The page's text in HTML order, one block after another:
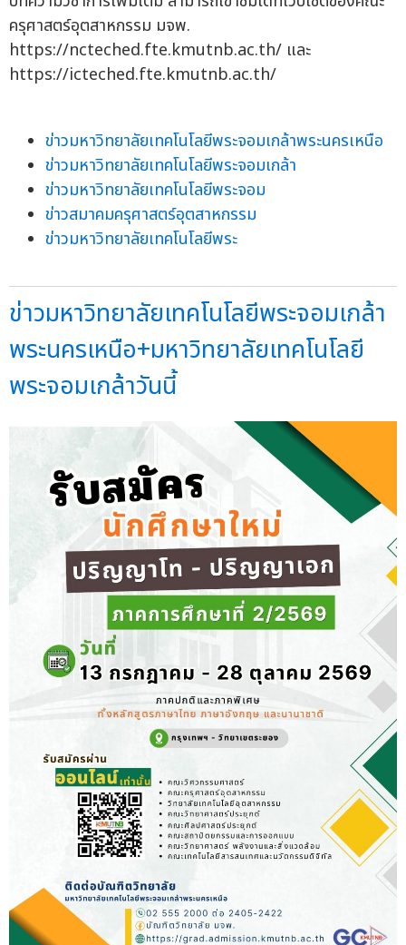
ครุศาสตร์อุตสาหกรรม มจพ.
https://ncteched.fte.kmutnb.ac.th/ และ
https://icteched.fte.kmutnb.ac.th/
ข่าวมหาวิทยาลัยเทคโนโลยีพระจอมเกล้าพระนครเหนือ
ข่าวมหาวิทยาลัยเทคโนโลยีพระจอมเกล้า
ข่าวมหาวิทยาลัยเทคโนโลยีพระจอม
ข่าวสมาคมครุศาสตร์อุตสาหกรรม
ข่าวมหาวิทยาลัยเทคโนโลยีพระ
ข่าวมหาวิทยาลัยเทคโนโลยีพระจอมเกล้า
พระนครเหนือ+มหาวิทยาลัยเทคโนโลยี
พระจอมเกล้าวันนี้